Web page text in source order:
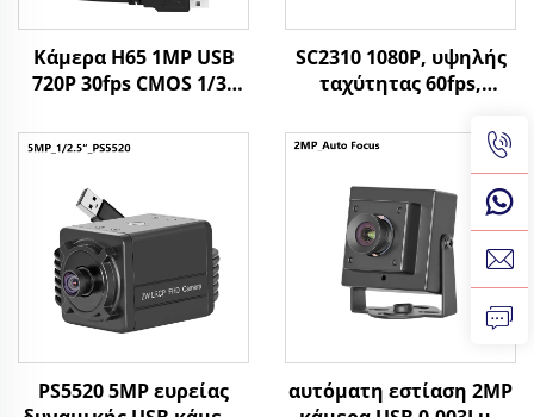
Κάμερα H65 1MP USB
720P 30fps CMOS 1/3"
Megapixel Mini Κάμερα
Windows/Android/linux
SC2310 1080P, υψηλής
ταχύτητας 60fps,
UVC, OTG, plug and
play, μικρή HD κάμερα
PS5520 5MP ευρείας
αυτόματη εστίαση 2MP